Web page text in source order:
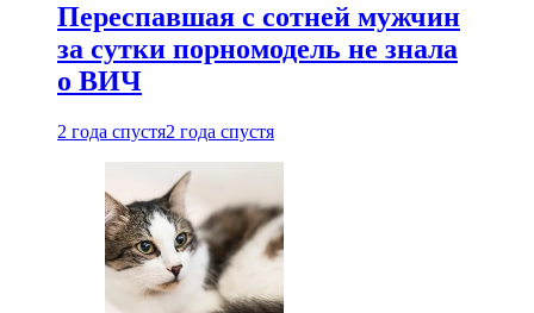
Переспавшая с сотней мужчин
за сутки порномодель не знала
о ВИЧ
2 года спустя2 года спустя